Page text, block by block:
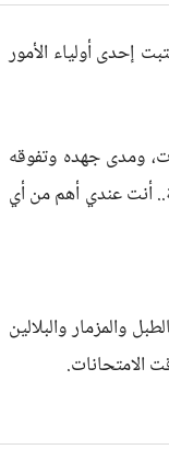
إحدى أولياء الأمور
ومدى جهده وتفوقه
أنت عندي أهم من أي
والمزمار والبلالين
الامتحانات.